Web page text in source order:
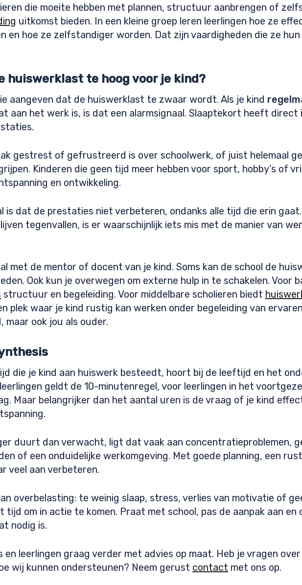
die moeite hebben met plannen, structuur aanbrengen of
uitkomst bieden. In een kleine groep leren leerlingen hoe ze
en hoe ze zelfstandiger worden. Dat zijn vaardigheden die ze hun
huiswerklast te hoog voor je kind?
aangeven dat de huiswerklast te zwaar wordt. Als je kind
aan het werk is, is dat een alarmsignaal. Slaaptekort heeft direct
gestrest of gefrustreerd is over schoolwerk, of juist helemaal
Kinderen die geen tijd meer hebben voor sport, hobby’s of
en ontwikkeling.
is dat de prestaties niet verbeteren, ondanks alle tijd die erin
tegenvallen, is er waarschijnlijk iets mis met de manier van
met de mentor of docent van je kind. Soms kan de school de
Ook kun je overwegen om externe hulp in te schakelen. Voor
structuur en begeleiding. Voor middelbare scholieren biedt
plek waar je kind rustig kan werken onder begeleiding van
maar ook jou als ouder.
die je kind aan huiswerk besteedt, hoort bij de leeftijd en het
geldt de 10-minutenregel, voor leerlingen in het
Maar belangrijker dan het aantal uren is de vraag of je kind
duurt dan verwacht, ligt dat vaak aan concentratieproblemen,
of een onduidelijke werkomgeving. Met goede planning, een
veel aan verbeteren.
overbelasting: te weinig slaap, stress, verlies van motivatie of
tijd om in actie te komen. Praat met school, pas de aanpak aan
nodig is.
en leerlingen graag verder met advies op maat. Heb je vragen
wij kunnen ondersteunen? Neem gerust contact met ons op.